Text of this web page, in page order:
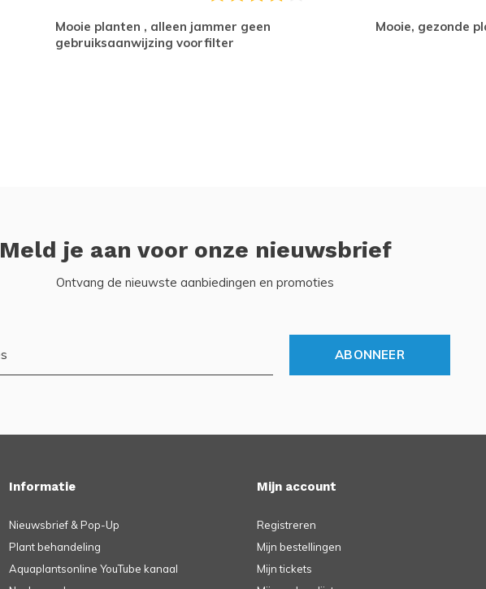
Mooie planten , alleen jammer geen
gebruiksaanwijzing voorfilter
Mooie, gezonde
Meld je aan voor onze nieuwsbrief
Ontvang de nieuwste aanbiedingen en promoties
ABONNEER
Informatie
Nieuwsbrief & Pop-Up
Plant behandeling
Aquaplantsonline YouTube kanaal
Mijn account
Registreren
Mijn bestellingen
Mijn tickets